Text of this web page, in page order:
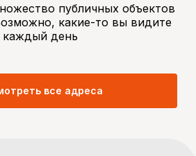
публичных объектов
какие-то вы видите
каждый день
все адреса